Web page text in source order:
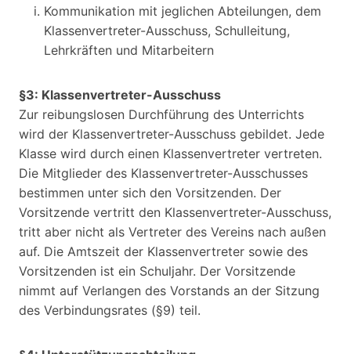
Kommunikation mit jeglichen Abteilungen, dem
Klassenvertreter-Ausschuss, Schulleitung,
Lehrkräften und Mitarbeitern
§3: Klassenvertreter-Ausschuss
Zur reibungslosen Durchführung des Unterrichts
wird der Klassenvertreter-Ausschuss gebildet. Jede
Klasse wird durch einen Klassenvertreter vertreten.
Die Mitglieder des Klassenvertreter-Ausschusses
bestimmen unter sich den Vorsitzenden. Der
Vorsitzende vertritt den Klassenvertreter-Ausschuss,
tritt aber nicht als Vertreter des Vereins nach außen
auf. Die Amtszeit der Klassenvertreter sowie des
Vorsitzenden ist ein Schuljahr. Der Vorsitzende
nimmt auf Verlangen des Vorstands an der Sitzung
des Verbindungsrates (§9) teil.